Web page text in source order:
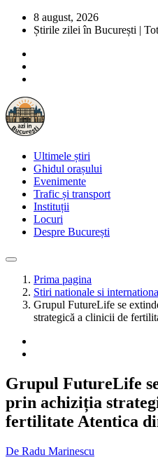
8 august, 2026
Știrile zilei în București |
Ultimele știri
Ghidul orașului
Evenimente
Trafic și transport
Instituții
Locuri
Despre București
Prima pagina
Stiri nationale si
Grupul FutureLife se
strategică a clinicii de
Grupul FutureLife
prin achiziția
fertilitate Atentica
De Radu Marinescu